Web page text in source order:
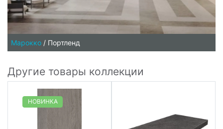
Марокко / Портленд
Другие товары коллекции
НОВИНКА